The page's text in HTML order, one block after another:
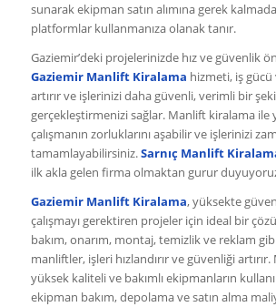
sunarak ekipman satın alımına gerek
platformlar kullanmanıza olanak tanır.
Gaziemir’deki projelerinizde hız ve güvenlik
Gaziemir Manlift Kiralama hizmeti, iş
artırır ve işlerinizi daha güvenli, verimli bir
gerçekleştirmenizi sağlar. Manlift kiralama ile
çalışmanın zorluklarını aşabilir ve işlerinizi
tamamlayabilirsiniz.Sarnıç Manlift
ilk akla gelen firma olmaktan gurur
Gaziemir Manlift Kiralama, yüksekte
çalışmayı gerektiren projeler için ideal bir
bakım, onarım, montaj, temizlik ve reklam
manliftler, işleri hızlandırır ve güvenliği
yüksek kaliteli ve bakımlı ekipmanların
ekipman bakım, depolama ve satın alma